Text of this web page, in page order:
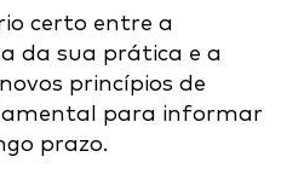
certo entre a
da sua prática e a
princípios de
para informar
prazo.